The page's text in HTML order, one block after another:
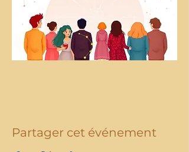
Partager cet événement